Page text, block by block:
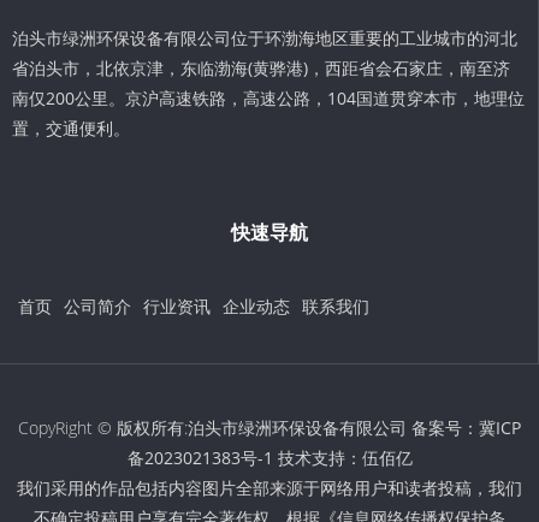
泊头市绿洲环保设备有限公司位于环渤海地区重要的工业城市的河北
省泊头市，北依京津，东临渤海(黄骅港)，西距省会石家庄，南至济
南仅200公里。京沪高速铁路，高速公路，104国道贯穿本市，地理位
置，交通便利。
快速导航
首页 公司简介 行业资讯 企业动态 联系我们
CopyRight © 版权所有:泊头市绿洲环保设备有限公司 备案号： 冀ICP
备2023021383号-1 技术支持： 伍佰亿
我们采用的作品包括内容图片全部来源于网络用户和读者投稿，我们